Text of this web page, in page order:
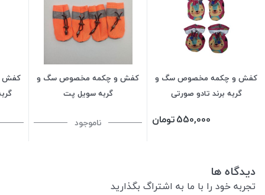
کفش و چکمه مخصوص سگ و
گربه برند تادو صورتی
550,000تومان
کفش و چکمه مخصوص سگ و
گربه سویل پت
ناموجود
کفش
دیدگاه ها
تجربه خود را با ما به اشتراگ بگذارید